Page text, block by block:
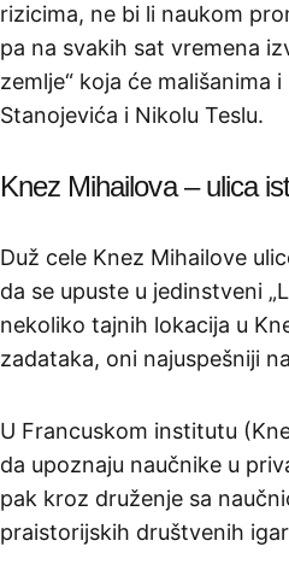
rizicima, ne bi li naukom
pa na svakih sat vremena
zemlje“ koja će
Stanojevića i Nikolu Teslu.
Knez Mihailova – ulica
Duž cele Knez Mihailove
da se upuste u jedinstveni
nekoliko tajnih lokacija u
zadataka, oni najuspešniji
U Francuskom institutu
da upoznaju naučnike u
pak kroz druženje sa
praistorijskih društvenih